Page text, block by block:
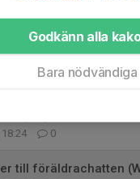
0
0
till föräldrachatten
Godkänn alla
Bara nödvändiga